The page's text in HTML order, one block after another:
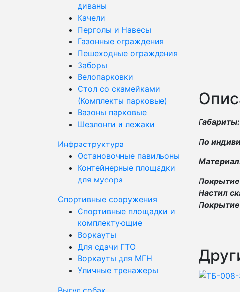
диваны
Качели
Перголы и Навесы
Газонные ограждения
Пешеходные ограждения
Заборы
Велопарковки
Стол со скамейками
(Комплекты парковые)
Вазоны парковые
Шезлонги и лежаки
Инфраструктура
Остановочные павильоны
Контейнерные площадки
для мусора
Спортивные сооружения
Спортивные площадки и
комплектующие
Воркауты
Для сдачи ГТО
Воркауты для МГН
Уличные тренажеры
Выгул собак
Габариты:
По
Настил
Покрытие